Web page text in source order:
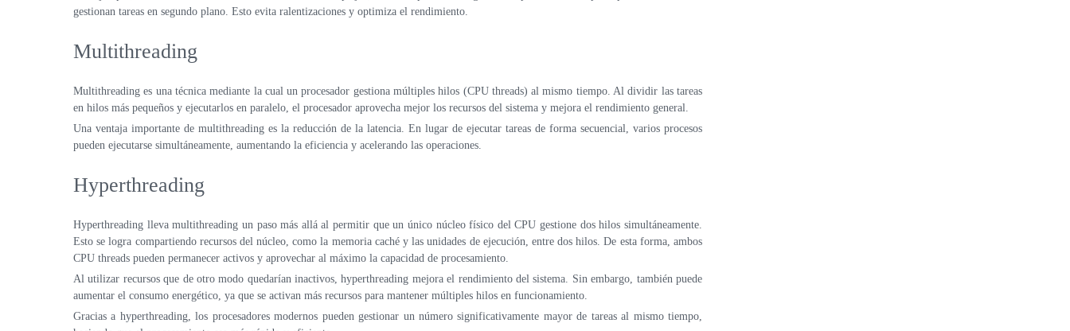
gestionan tareas en segundo plano. Esto evita ralentizaciones y optimiza el rendimiento.
Multithreading
Multithreading es una técnica mediante la cual un procesador gestiona múltiples hilos (CPU threads) al mismo tiempo. Al dividir las tareas
en hilos más pequeños y ejecutarlos en paralelo, el procesador aprovecha mejor los recursos del sistema y mejora el rendimiento general.
Una ventaja importante de multithreading es la reducción de la latencia. En lugar de ejecutar tareas de forma secuencial, varios procesos
pueden ejecutarse simultáneamente, aumentando la eficiencia y acelerando las operaciones.
Hyperthreading
Hyperthreading lleva multithreading un paso más allá al permitir que un único núcleo físico del CPU gestione dos hilos simultáneamente.
Esto se logra compartiendo recursos del núcleo, como la memoria caché y las unidades de ejecución, entre dos hilos. De esta forma, ambos
CPU threads pueden permanecer activos y aprovechar al máximo la capacidad de procesamiento.
Al utilizar recursos que de otro modo quedarían inactivos, hyperthreading mejora el rendimiento del sistema. Sin embargo, también puede
aumentar el consumo energético, ya que se activan más recursos para mantener múltiples hilos en funcionamiento.
Gracias a hyperthreading, los procesadores modernos pueden gestionar un número significativamente mayor de tareas al mismo tiempo,